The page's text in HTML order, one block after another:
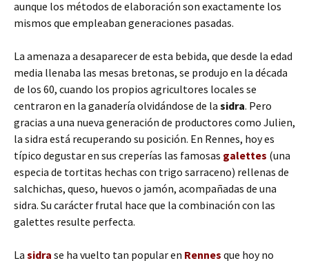
aunque los métodos de elaboración son exactamente los
mismos que empleaban generaciones pasadas.
La amenaza a desaparecer de esta bebida, que desde la edad
media llenaba las mesas bretonas, se produjo en la década
de los 60, cuando los propios agricultores locales se
centraron en la ganadería olvidándose de la sidra. Pero
gracias a una nueva generación de productores como Julien,
la sidra está recuperando su posición. En Rennes, hoy es
típico degustar en sus creperías las famosas galettes (una
especia de tortitas hechas con trigo sarraceno) rellenas de
salchichas, queso, huevos o jamón, acompañadas de una
sidra. Su carácter frutal hace que la combinación con las
galettes resulte perfecta.
La sidra se ha vuelto tan popular en Rennes que hoy no